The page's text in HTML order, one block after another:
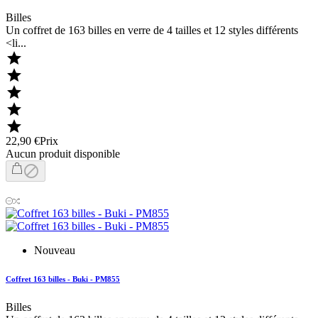
Billes
Un coffret de 163 billes en verre de 4 tailles et 12 styles différents
<li...





22,90 €Prix
Aucun produit disponible

Nouveau
Coffret 163 billes - Buki - PM855
Billes